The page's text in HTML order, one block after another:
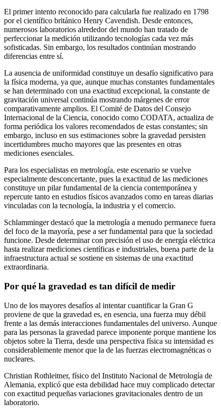
El primer intento reconocido para calcularla fue realizado en 1798
por el científico británico Henry Cavendish. Desde entonces,
numerosos laboratorios alrededor del mundo han tratado de
perfeccionar la medición utilizando tecnologías cada vez más
sofisticadas. Sin embargo, los resultados continúan mostrando
diferencias entre sí.
La ausencia de uniformidad constituye un desafío significativo para
la física moderna, ya que, aunque muchas constantes fundamentales
se han determinado con una exactitud excepcional, la constante de
gravitación universal continúa mostrando márgenes de error
comparativamente amplios. El Comité de Datos del Consejo
Internacional de la Ciencia, conocido como CODATA, actualiza de
forma periódica los valores recomendados de estas constantes; sin
embargo, incluso en sus estimaciones sobre la gravedad persisten
incertidumbres mucho mayores que las presentes en otras
mediciones esenciales.
Para los especialistas en metrología, este escenario se vuelve
especialmente desconcertante, pues la exactitud de las mediciones
constituye un pilar fundamental de la ciencia contemporánea y
repercute tanto en estudios físicos avanzados como en tareas diarias
vinculadas con la tecnología, la industria y el comercio.
Schlamminger destacó que la metrología a menudo permanece fuera
del foco de la mayoría, pese a ser fundamental para que la sociedad
funcione. Desde determinar con precisión el uso de energía eléctrica
hasta realizar mediciones científicas e industriales, buena parte de la
infraestructura actual se sostiene en sistemas de una exactitud
extraordinaria.
Por qué la gravedad es tan difícil de medir
Uno de los mayores desafíos al intentar cuantificar la Gran G
proviene de que la gravedad es, en esencia, una fuerza muy débil
frente a las demás interacciones fundamentales del universo. Aunque
para las personas la gravedad parece imponente porque mantiene los
objetos sobre la Tierra, desde una perspectiva física su intensidad es
considerablemente menor que la de las fuerzas electromagnéticas o
nucleares.
Christian Rothleitner, físico del Instituto Nacional de Metrología de
Alemania, explicó que esta debilidad hace muy complicado detectar
con exactitud pequeñas variaciones gravitacionales dentro de un
laboratorio.